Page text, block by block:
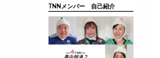
TNNメンバー 自己紹介